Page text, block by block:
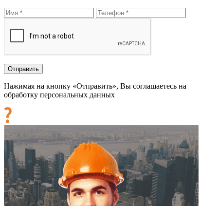
Нажимая на кнопку «Отправить», Вы соглашаетесь на
обработку персональных данных